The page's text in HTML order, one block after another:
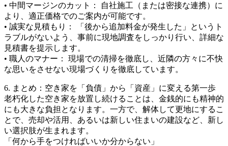
• 中間マージンのカット： 自社施工（または密接な連携）に
より、適正価格でのご案内が可能です。
• 誠実な見積もり： 「後から追加料金が発生した」というト
ラブルがないよう、事前に現地調査をしっかり行い、詳細な
見積書を提示します。
• 職人のマナー： 現場での清掃を徹底し、近隣の方々に不快
な思いをさせない現場づくりを徹底しています。
6. まとめ：空き家を「負債」から「資産」に変える第一歩
老朽化した空き家を放置し続けることは、金銭的にも精神的
にも大きな負担となります。一方で、解体して更地にするこ
とで、売却や活用、あるいは新しい住まいの建設など、新し
い選択肢が生まれます。
「何から手をつければいいか分からない」